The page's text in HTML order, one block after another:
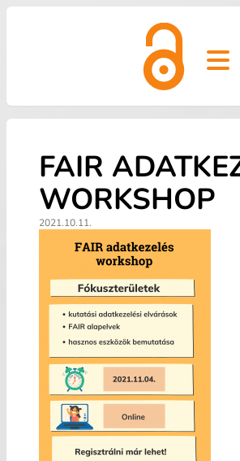
Open
FAIR
WORKSHOP
2021.10.11.